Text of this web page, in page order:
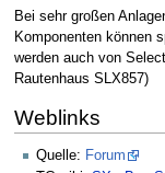
Bei sehr großen
Komponenten können
werden auch von
Rautenhaus SLX857)
Weblinks
Quelle: Forum